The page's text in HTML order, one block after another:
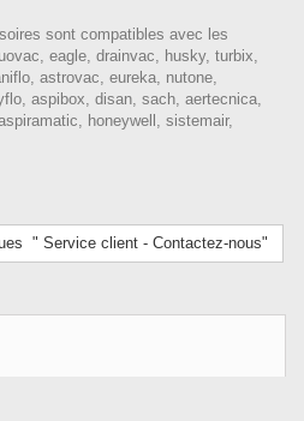
sont compatibles avec les
eagle, drainvac, husky, turbix,
astrovac, eureka, nutone,
aspibox, disan, sach, aertecnica,
honeywell, sistemair,
" Service client - Contactez-nous"